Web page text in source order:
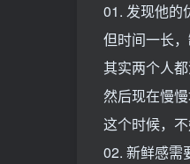
01. 发现他的
但时间一长
其实两个人
然后现在慢
这个时候，
02. 新鲜感需